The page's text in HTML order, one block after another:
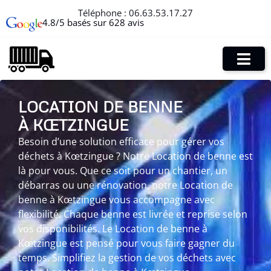
Téléphone : 06.63.53.17.27
4.8/5 basés sur 628 avis
LOCATION DE BENNE
À KŒTZINGUE
Besoin d’une solution efficace pour gérer vos
déchets à Kœtzingue ? Notre Location de benne est
là pour vous. Que ce soit pour un chantier, un
débarras ou une rénovation, notre Location de
benne à Kœtzingue vous accompagne avec
flexibilité. Chaque benne est livrée et reprise selon
vos disponibilités. Le Location de benne à
Kœtzingue est pensé pour vous faire gagner du
temps. Simplifiez la gestion de vos déchets avec